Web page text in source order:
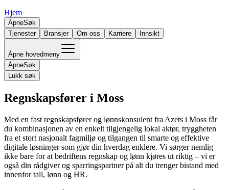
Hjem
ÅpneSøk
Tjenester
Bransjer Om oss Karriere Innsikt
Åpne hovedmeny
ÅpneSøk
Lukk søk
Regnskapsfører i Moss
Med en fast regnskapsfører og lønnskonsulent fra Azets i Moss får
du kombinasjonen av en enkelt tilgjengelig lokal aktør, tryggheten
fra et stort nasjonalt fagmiljø og tilgangen til smarte og effektive
digitale løsninger som gjør din hverdag enklere. Vi sørger nemlig
ikke bare for at bedriftens regnskap og lønn kjøres ut riktig – vi er
også din rådgiver og sparringspartner på alt du trenger bistand med
innenfor tall, lønn og HR.